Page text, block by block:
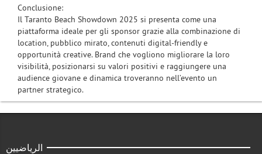
Conclusione:
Il Taranto Beach Showdown 2025 si presenta come una
piattaforma ideale per gli sponsor grazie alla combinazione di
location, pubblico mirato, contenuti digital-friendly e
opportunità creative. Brand che vogliono migliorare la loro
visibilità, posizionarsi su valori positivi e raggiungere una
audience giovane e dinamica troveranno nell’evento un
partner strategico.
الرياضيين